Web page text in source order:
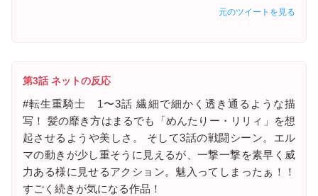
元のツイートを見る
第3話 ネットの反応
#転生重騎士 1〜3話 繊細で細かく透き通るような描
写！ 髪の靡き方はまるでも「めんたりー・リリィ」を想
起させるようや美しさ。 そして3話の戦闘シーン。エル
マの動きが少し重そうに見えるが、一撃一撃を素早く威
力ある様に見せるアクション。魅入ってしまったぁ！！
すごく続きが気になる作品！